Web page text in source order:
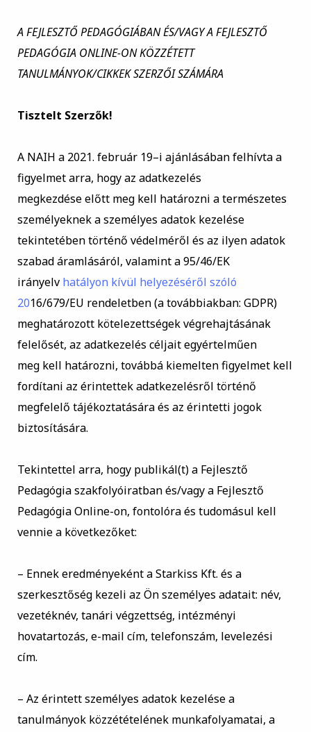
A FEJLESZTŐ PEDAGÓGIÁBAN ÉS/VAGY A FEJLESZTŐ
PEDAGÓGIA ONLINE-ON KÖZZÉTETT
TANULMÁNYOK/CIKKEK SZERZŐI SZÁMÁRA
Tisztelt Szerzők!
A NAIH a 2021. február 19–i ajánlásában felhívta a
figyelmet arra, hogy az adatkezelés
megkezdése előtt meg kell határozni a természetes
személyeknek a személyes adatok kezelése
tekintetében történő védelméről és az ilyen adatok
szabad áramlásáról, valamint a 95/46/EK
irányelv hatályon kívül helyezéséről szóló
2016/679/EU rendeletben (a továbbiakban: GDPR)
meghatározott kötelezettségek végrehajtásának
felelősét, az adatkezelés céljait egyértelműen
meg kell határozni, továbbá kiemelten figyelmet kell
fordítani az érintettek adatkezelésről történő
megfelelő tájékoztatására és az érintetti jogok
biztosítására.
Tekintettel arra, hogy publikál(t) a Fejlesztő
Pedagógia szakfolyóiratban és/vagy a Fejlesztő
Pedagógia Online-on, fontolóra és tudomásul kell
vennie a következőket:
– Ennek eredményeként a Starkiss Kft. és a
szerkesztőség kezeli az Ön személyes adatait: név,
vezetéknév, tanári végzettség, intézményi
hovatartozás, e-mail cím, telefonszám, levelezési
cím.
– Az érintett személyes adatok kezelése a
tanulmányok közzétételének munkafolyamatai, a